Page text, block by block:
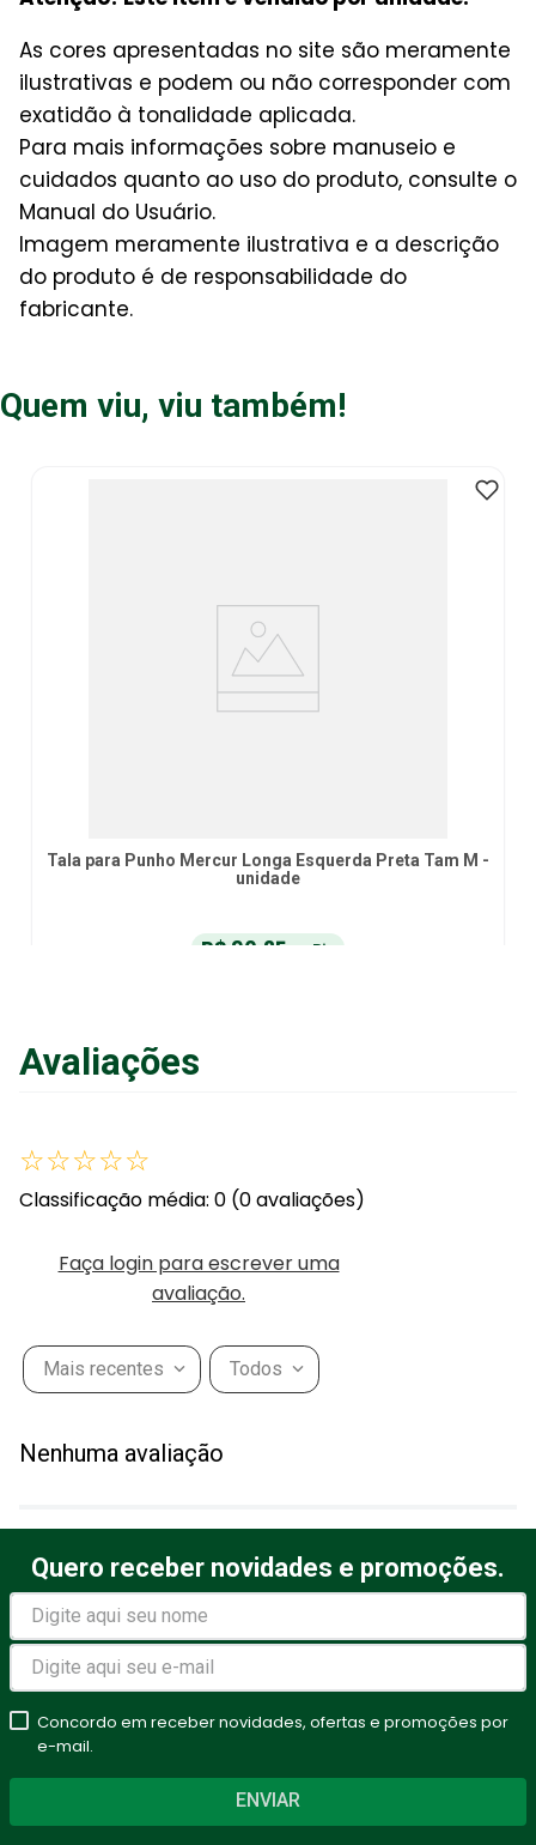
As cores apresentadas no site são meramente
ilustrativas e podem ou não corresponder com
exatidão à tonalidade aplicada.
Para mais informações sobre manuseio e
cuidados quanto ao uso do produto, consulte o
Manual do Usuário.
Imagem meramente ilustrativa e a descrição
do produto é de responsabilidade do
fabricante.
Quem viu, viu também!
Tala para Punho Mercur Longa Esquerda Preta Tam M -
unidade
R$90,25no Pix
Adicionar ao Carrinho
Avaliações
☆☆☆☆☆
Classificação média: 0 (0 avaliações)
Faça login para escrever uma
avaliação.
Mais recentes Todos
Nenhuma avaliação
Quero receber novidades e promoções.
Concordo em receber novidades, ofertas e promoções por
e-mail.
ENVIAR